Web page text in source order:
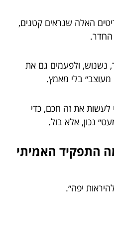
האלה שנראים קטנים,
החדר.
נשנוש, ולפעמים גם את
מעוצב״ בלי מאמץ.
לעשות את זה חכם, כדי
נכון, אלא בול.
התפקיד האמיתי
יפה״.